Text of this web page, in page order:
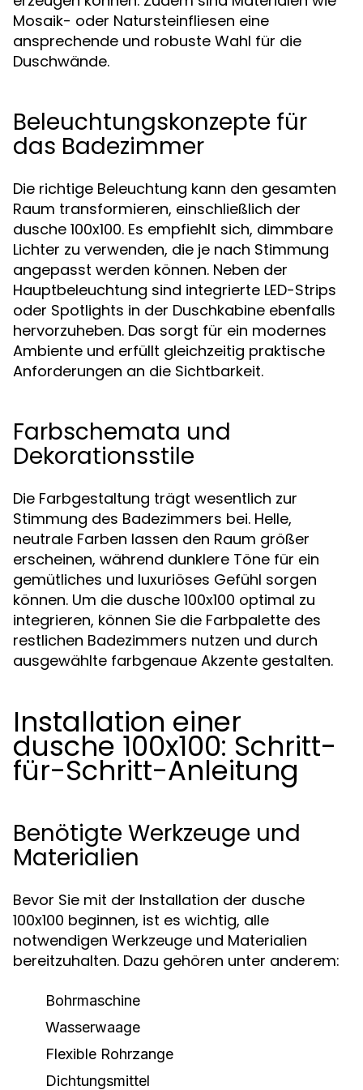
Mosaik- oder Natursteinfliesen eine
ansprechende und robuste Wahl für die
Duschwände.
Beleuchtungskonzepte für
das Badezimmer
Die richtige Beleuchtung kann den gesamten
Raum transformieren, einschließlich der
dusche 100x100. Es empfiehlt sich, dimmbare
Lichter zu verwenden, die je nach Stimmung
angepasst werden können. Neben der
Hauptbeleuchtung sind integrierte LED-Strips
oder Spotlights in der Duschkabine ebenfalls
hervorzuheben. Das sorgt für ein modernes
Ambiente und erfüllt gleichzeitig praktische
Anforderungen an die Sichtbarkeit.
Farbschemata und
Dekorationsstile
Die Farbgestaltung trägt wesentlich zur
Stimmung des Badezimmers bei. Helle,
neutrale Farben lassen den Raum größer
erscheinen, während dunklere Töne für ein
gemütliches und luxuriöses Gefühl sorgen
können. Um die dusche 100x100 optimal zu
integrieren, können Sie die Farbpalette des
restlichen Badezimmers nutzen und durch
ausgewählte farbgenaue Akzente gestalten.
Installation einer
dusche 100x100: Schritt-
für-Schritt-Anleitung
Benötigte Werkzeuge und
Materialien
Bevor Sie mit der Installation der dusche
100x100 beginnen, ist es wichtig, alle
notwendigen Werkzeuge und Materialien
bereitzuhalten. Dazu gehören unter anderem:
Bohrmaschine
Wasserwaage
Flexible Rohrzange
Dichtungsmittel